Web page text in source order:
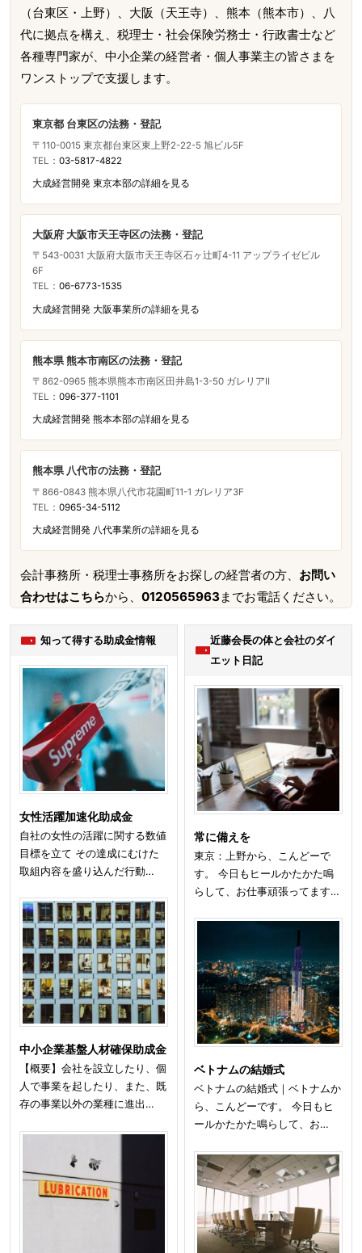
（台東区・上野）、大阪（天王寺）、熊本（熊本市）、八
代に拠点を構え、税理士・社会保険労務士・行政書士など
各種専門家が、中小企業の経営者・個人事業主の皆さまを
ワンストップで支援します。
東京都 台東区の法務・登記
〒110-0015 東京都台東区東上野2-22-5 旭ビル5F
TEL： 03-5817-4822
大成経営開発 東京本部の詳細を見る
大阪府 大阪市天王寺区の法務・登記
〒543-0031 大阪府大阪市天王寺区石ヶ辻町4-11 アップライゼビル
6F
TEL： 06-6773-1535
大成経営開発 大阪事業所の詳細を見る
熊本県 熊本市南区の法務・登記
〒862-0965 熊本県熊本市南区田井島1-3-50 ガレリアⅡ
TEL： 096-377-1101
大成経営開発 熊本本部の詳細を見る
熊本県 八代市の法務・登記
〒866-0843 熊本県八代市花園町11-1 ガレリア3F
TEL： 0965-34-5112
大成経営開発 八代事業所の詳細を見る
会計事務所・税理士事務所をお探しの経営者の方、 お問い
合わせはこちらから、 0120565963までお電話ください。
知って得する助成金情報
女性活躍加速化助成金
自社の女性の活躍に関する数値
目標を立て その達成にむけた
取組内容を盛り込んだ行動…
中小企業基盤人材確保助成金
【概要】会社を設立したり、個
人で事業を起したり、また、既
存の事業以外の業種に進出…
近藤会長の体と会社のダイ
エット日記
常に備えを
東京：上野から、こんどーで
す。 今日もヒールかたかた鳴
らして、お仕事頑張ってます…
ベトナムの結婚式
ベトナムの結婚式｜ベトナムか
ら、こんどーです。 今日もヒ
ールかたかた鳴らして、お…